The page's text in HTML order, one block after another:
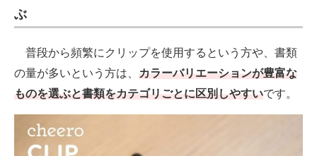
ぶ
普段から頻繁にクリップを使用するという方や、書類
の量が多いという方は、 カラーバリエーションが豊富な
ものを選ぶと書類をカテゴリごとに区別しやすいです。